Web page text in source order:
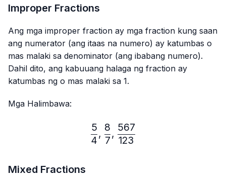
Improper Fractions
Ang mga improper fraction ay mga fraction kung saan
ang numerator (ang itaas na numero) ay katumbas o
mas malaki sa denominator (ang ibabang numero).
Dahil dito, ang kabuuang halaga ng fraction ay
katumbas ng o mas malaki sa 1.
Mga Halimbawa:
4
5
,
7
8
,
123
567
Mixed Fractions